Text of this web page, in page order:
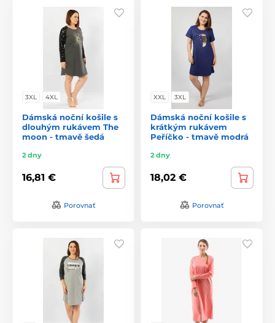
3XL 4XL
Dámská noční košile s
dlouhým rukávem The
moon - tmavě šedá
2 dny
16,81 €
Porovnať
XXL 3XL
Dámská noční košile s
krátkým rukávem
Peříčko - tmavě modrá
2 dny
18,02 €
Porovnať